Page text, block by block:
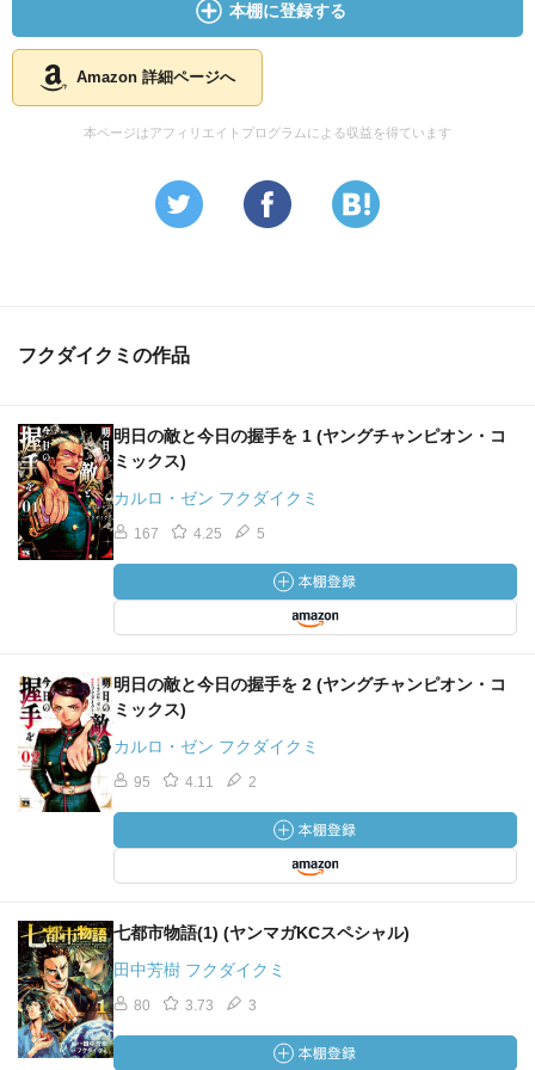
本棚に登録する
Amazon 詳細ページへ
本ページはアフィリエイトプログラムによる収益を得ています
フクダイクミの作品
明日の敵と今日の握手を 1 (ヤングチャンピオン・コ
ミックス)
カルロ・ゼン フクダイクミ
167 4.25 5
明日の敵と今日の握手を 2 (ヤングチャンピオン・コ
ミックス)
カルロ・ゼン フクダイクミ
95 4.11 2
七都市物語(1) (ヤンマガKCスペシャル)
田中芳樹 フクダイクミ
80 3.73 3